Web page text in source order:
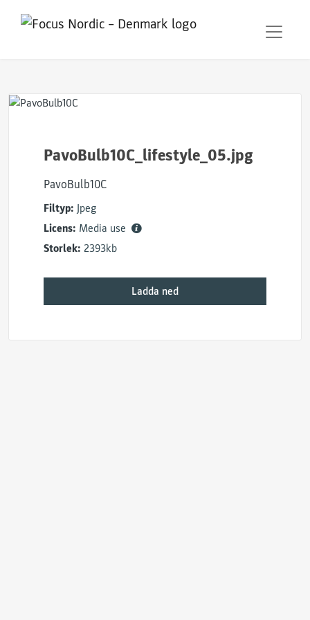
PavoBulb10C_lifestyle_05.jpg
PavoBulb10C
Filtyp: Jpeg
Licens: Media use
Storlek: 2393kb
Ladda ned